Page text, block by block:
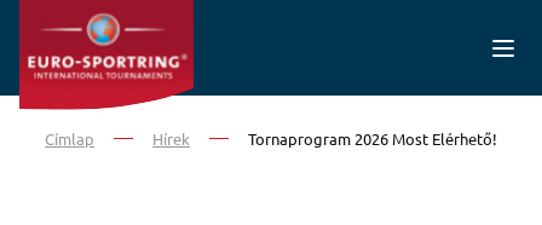
Ugrás a tartalomra
Címlap Hírek Tornaprogram 2026 Most Elérhető!